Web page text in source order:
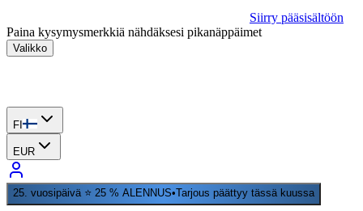
Siirry pääsisältöön
Paina kysymysmerkkiä nähdäksesi pikanäppäimet
Valikko
FI
EUR
25. vuosipäivä ⭐ 25 % ALENNUS•Tarjous päättyy tässä kuussa